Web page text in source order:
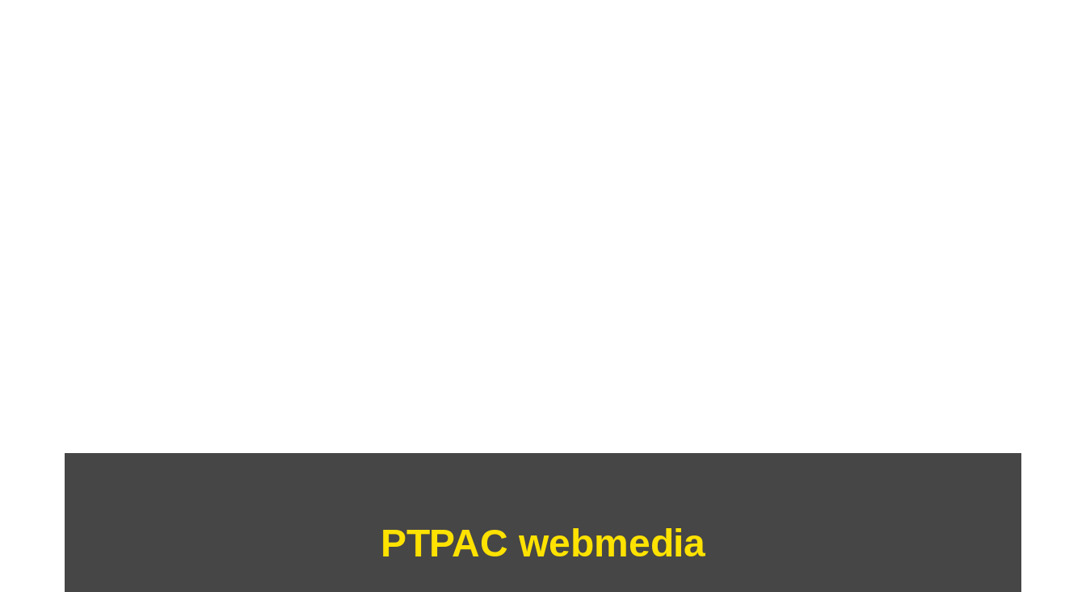
PTPAC webmedia